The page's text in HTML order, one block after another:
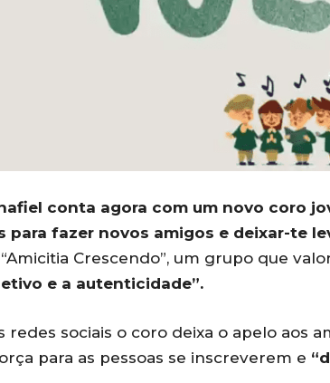
conta agora com um novo coro
para fazer novos amigos e deixar-te
Crescendo”, um grupo que
e a autenticidade”.
redes sociais o coro deixa o apelo aos
para as pessoas se inscreverem e